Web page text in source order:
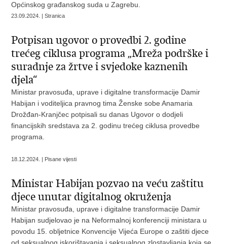
Općinskog građanskog suda u Zagrebu.
23.09.2024. | Stranica
Potpisan ugovor o provedbi 2. godine
trećeg ciklusa programa „Mreža podrške i
suradnje za žrtve i svjedoke kaznenih
djela“
Ministar pravosuđa, uprave i digitalne transformacije Damir
Habijan i voditeljica pravnog tima Ženske sobe Anamaria
Drožđan-Kranjčec potpisali su danas Ugovor o dodjeli
financijskih sredstava za 2. godinu trećeg ciklusa provedbe
programa.
18.12.2024. | Pisane vijesti
Ministar Habijan pozvao na veću zaštitu
djece unutar digitalnog okruženja
Ministar pravosuđa, uprave i digitalne transformacije Damir
Habijan sudjelovao je na Neformalnoj konferenciji ministara u
povodu 15. obljetnice Konvencije Vijeća Europe o zaštiti djece